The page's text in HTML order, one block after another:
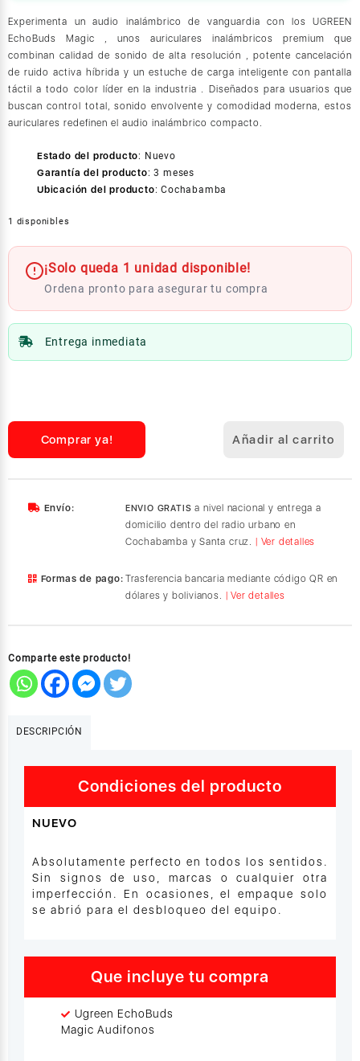
Experimenta un audio inalámbrico de vanguardia con los UGREEN
EchoBuds Magic , unos auriculares inalámbricos premium que
combinan calidad de sonido de alta resolución , potente cancelación
de ruido activa híbrida y un estuche de carga inteligente con pantalla
táctil a todo color líder en la industria . Diseñados para usuarios que
buscan control total, sonido envolvente y comodidad moderna, estos
auriculares redefinen el audio inalámbrico compacto.
Estado del producto: Nuevo
Garantía del producto:3 meses
Ubicación del producto:Cochabamba
1 disponibles
¡Solo queda 1 unidad disponible!
Ordena pronto para asegurar tu compra
Entrega inmediata
(55137)
Comprar ya! Añadir al carrito
Envío: ENVIO GRATIS a nivel nacional y entrega a
domicilio dentro del radio urbano en
Cochabamba y Santa cruz.
| Ver detalles
Formas de pago: Trasferencia bancaria mediante código QR en
dólares y bolivianos.
| Ver detalles
Comparte este producto!
DESCRIPCIÓN
Condiciones del producto
NUEVO
Absolutamente perfecto en todos los sentidos.
Sin signos de uso, marcas o cualquier otra
imperfección. En ocasiones, el empaque solo
se abrió para el desbloqueo del equipo.
Que incluye tu compra
Ugreen EchoBuds
Magic Audifonos